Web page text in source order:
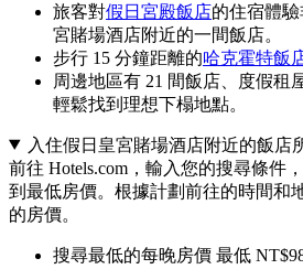
旅客對假日宮殿飯店的住宿體
宮賭場酒店附近的一間飯店。
步行 15 分鐘距離的哈克霍特飯
周邊地區有 21 間飯店、度假租
輕鬆找到理想下榻地點。
入住假日皇宮賭場酒店附近的飯店
前往 Hotels.com，輸入您的搜尋條件
到最低房價。根據計劃前往的時間和
的房價。
搜尋最低的每晚房價 最低